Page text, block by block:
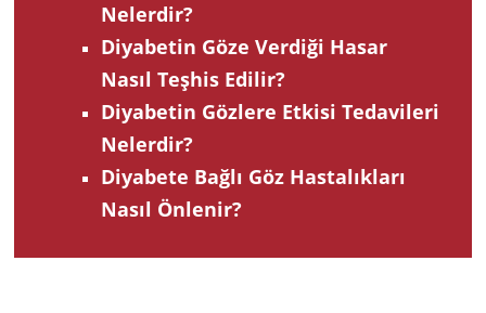
Nelerdir?
Diyabetin Göze Verdiği Hasar
Nasıl Teşhis Edilir?
Diyabetin Gözlere Etkisi Tedavileri
Nelerdir?
Diyabete Bağlı Göz Hastalıkları
Nasıl Önlenir?